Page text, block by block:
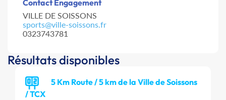
Contact Engagement
VILLE DE SOISSONS
sports@ville-soissons.fr
0323743781
Résultats disponibles
5 Km Route / 5 km de la Ville de Soissons
/ TCX